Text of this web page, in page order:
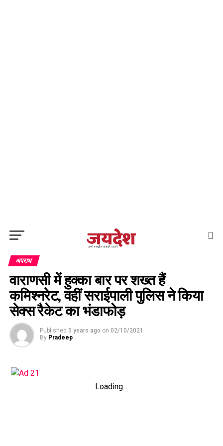
अपराध
वाराणसी में हुक्का बार पर शख्त हैं
कमिश्नरेट, वहीं सराईपाली पुलिस ने किया
सेक्स रैकेट का भंडाफोड़
Published 5 years ago on 02/10/2021
By Pradeep
Loading...